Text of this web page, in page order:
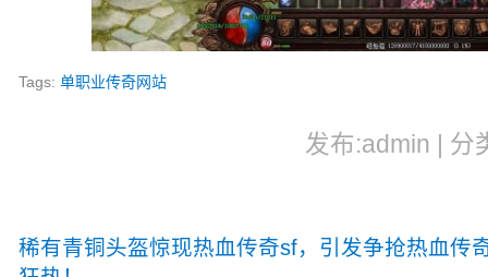
Tags:单职业传奇网站
发布:admin | 分
稀有青铜头盔惊现热血传奇sf，引发争抢热血传